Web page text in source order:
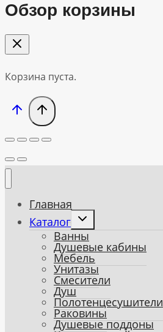
Обзор корзины
Корзина пуста.
Главная
Каталог
Toggle
menu
Ванны
Душевые кабины
Мебель
Унитазы
Смесители
Душ
Полотенцесушители
Раковины
Душевые поддоны